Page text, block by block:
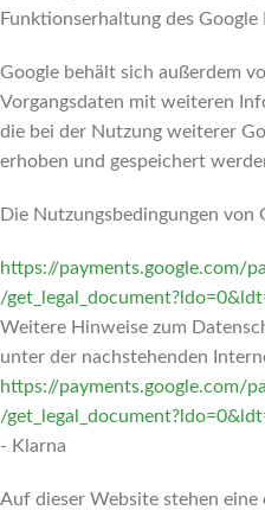
Funktionserhaltung des Google
Google behält sich außerdem
Vorgangsdaten mit weiteren
die bei der Nutzung weiterer
erhoben und gespeichert
Die Nutzungsbedingungen von
https://payments.google.com/
/get_legal_document?ldo=0
Weitere Hinweise zum
unter der nachstehenden
https://payments.google.com/
/get_legal_document?ldo=0
- Klarna
Auf dieser Website stehen